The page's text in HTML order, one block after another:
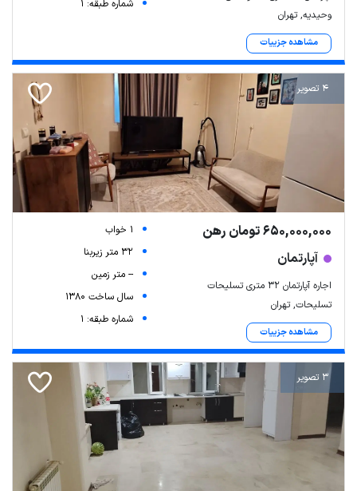
وحیدیه, تهران
مشاهده جزییات
شماره طبقه: 1
4 تصویر
650,000,000 تومان رهن
آپارتمان
اجاره آپارتمان ۳۲ متری تسلیحات
تسلیحات, تهران
مشاهده جزییات
1 خواب
32 متر زیربنا
-- متر زمین
سال ساخت 1380
شماره طبقه: 1
3 تصویر